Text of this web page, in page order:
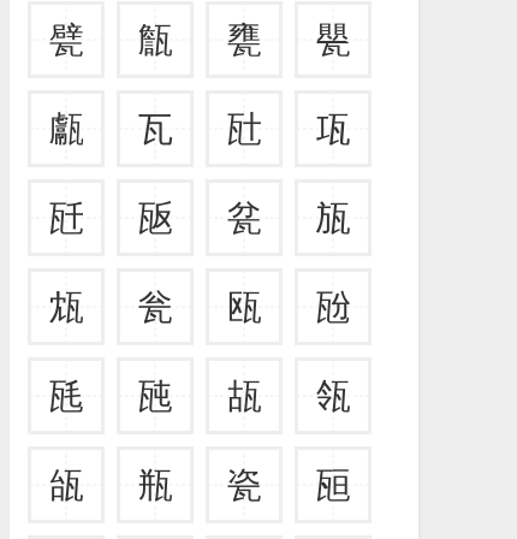
甓 甔 甕 甖
甗 瓦 瓧 瓨
瓩 瓪 瓫 瓬
瓭 瓮 瓯 瓰
瓱 瓲 瓳 瓴
瓵 瓶 瓷 瓸